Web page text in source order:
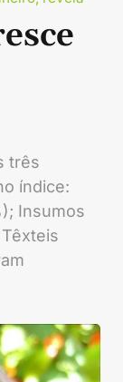
três
índice:
Insumos